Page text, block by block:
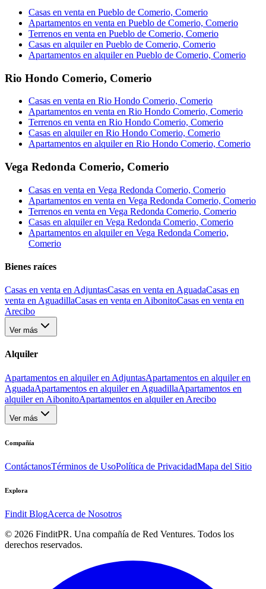
Casas en venta en Pueblo de Comerio, Comerio
Apartamentos en venta en Pueblo de Comerio, Comerio
Terrenos en venta en Pueblo de Comerio, Comerio
Casas en alquiler en Pueblo de Comerio, Comerio
Apartamentos en alquiler en Pueblo de Comerio, Comerio
Rio Hondo Comerio, Comerio
Casas en venta en Rio Hondo Comerio, Comerio
Apartamentos en venta en Rio Hondo Comerio, Comerio
Terrenos en venta en Rio Hondo Comerio, Comerio
Casas en alquiler en Rio Hondo Comerio, Comerio
Apartamentos en alquiler en Rio Hondo Comerio, Comerio
Vega Redonda Comerio, Comerio
Casas en venta en Vega Redonda Comerio, Comerio
Apartamentos en venta en Vega Redonda Comerio, Comerio
Terrenos en venta en Vega Redonda Comerio, Comerio
Casas en alquiler en Vega Redonda Comerio, Comerio
Apartamentos en alquiler en Vega Redonda Comerio,
Comerio
Bienes raíces
Casas en venta en AdjuntasCasas en venta en AguadaCasas en
venta en AguadillaCasas en venta en AibonitoCasas en venta en
Arecibo
Ver más
Alquiler
Apartamentos en alquiler en AdjuntasApartamentos en alquiler en
AguadaApartamentos en alquiler en AguadillaApartamentos en
alquiler en AibonitoApartamentos en alquiler en Arecibo
Ver más
Compañía
ContáctanosTérminos de UsoPolítica de PrivacidadMapa del Sitio
Explora
Findit BlogAcerca de Nosotros
© 2026 FinditPR. Una compañía de Red Ventures. Todos los
derechos reservados.